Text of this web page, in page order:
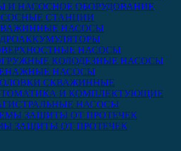
И НАСОСНОЕ ОБОРУДОВАНИЕ
СТАНЦИИ
НАСОСЫ
НАСОСЫ
КОЛОДЕЗНЫЕ НАСОСЫ
НАСОСЫ
СКВАЖИННЫЕ
И КОМПЛЕКТУЮЩИЕ
НАСОСЫ
ЗАЩИТЫ ОТ ПРОТЕЧЕК